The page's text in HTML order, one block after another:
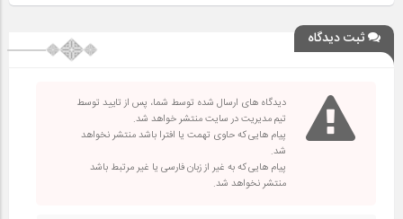
ثبت دیدگاه
دیدگاه های ارسال شده توسط شما، پس از تایید توسط
تیم مدیریت در سایت منتشر خواهد شد.
پیام هایی که حاوی تهمت یا افترا باشد منتشر نخواهد
شد.
پیام هایی که به غیر از زبان فارسی یا غیر مرتبط باشد
منتشر نخواهد شد.